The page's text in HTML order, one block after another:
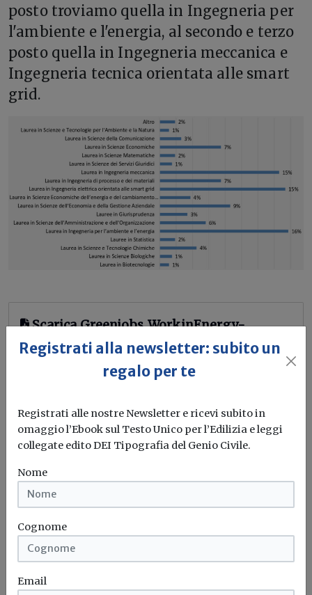
posto troviamo quella in Ingegneria per
l'ambiente e l'energia, al secondo e terzo
posto quella in Ingegneria meccanica e
Ingegneria tecnica orientata alle smart
grid.
Scarica Greenjobs_WorkinEnergy-
ReportManpower.pdf
Registrati alla newsletter: subito un
regalo per te
Registrati alle nostre Newsletter e ricevi subito in
omaggio l’Ebook sul Testo Unico per l’Edilizia e leggi
collegate edito DEI Tipografia del Genio Civile.
Nome
Cognome
Email